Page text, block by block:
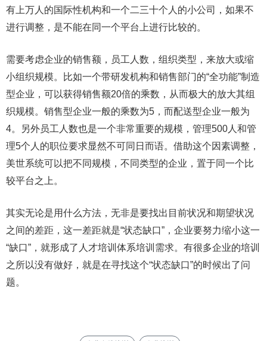
有上万人的国际性机构和一个二三十个人的小公司，如果不
进行调整，是不能在同一个平台上进行比较的。
需要考虑企业的销售额，员工人数，组织类型，来放大或缩
小组织规模。比如一个带研发机构和销售部门的“全功能”制造
型企业，可以获得销售额20倍的乘数，从而极大的放大其组
织规模。销售型企业一般的乘数为5，而配送型企业一般为
4。另外员工人数也是一个非常重要的规模，管理500人和管
理5个人的职位要求显然不可同日而语。借助这个因素调整，
美世系统可以把不同规模，不同类型的企业，置于同一个比
较平台之上。
其实无论是用什么方法，无非是要找出目前状况和期望状况
之间的差距，这一差距就是“状态缺口”，企业要努力缩小这一
“缺口”，就形成了人才培训体系培训需求。有很多企业的培训
之所以没有做好，就是在寻找这个“状态缺口”的时候出了问
题。